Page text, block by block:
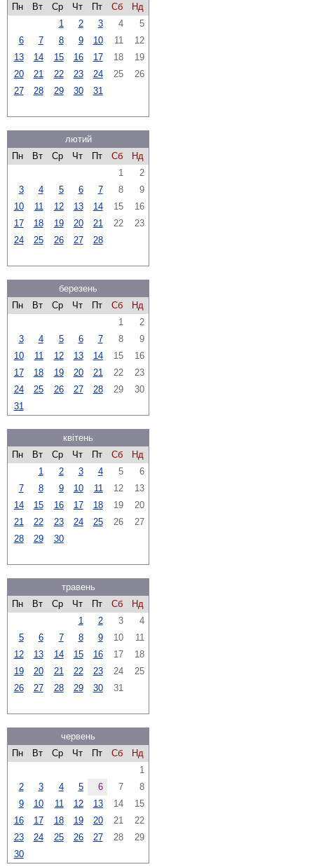
Пн
Вт Ср Чт Пт Сб
Нд
1
2 3 4
5
6
7 8 9 10 11
12
13
14 15 16 17 18
19
20
21 22 23 24 25
26
27
28 29 30 31
лютий
Пн
Вт Ср Чт Пт Сб
Нд
1
2
3
4 5 6 7 8
9
10
11 12 13 14 15
16
17
18 19 20 21 22
23
24
25 26 27 28
березень
Пн
Вт Ср Чт Пт Сб
Нд
1
2
3
4 5 6 7 8
9
10
11 12 13 14 15
16
17
18 19 20 21 22
23
24
25 26 27 28 29
30
31
квітень
Пн
Вт Ср Чт Пт Сб
Нд
1
2 3 4 5
6
7
8 9 10 11 12
13
14
15 16 17 18 19
20
21
22 23 24 25 26
27
28
29 30
травень
Пн
Вт Ср Чт Пт Сб
Нд
1
2 3
4
5
6 7 8 9 10
11
12
13 14 15 16 17
18
19
20 21 22 23 24
25
26
27 28 29 30 31
червень
Пн
Вт Ср Чт Пт Сб
Нд
1
2
3 4 5 6 7
8
9
10 11 12 13 14
15
16
17 18 19 20 21
22
23
24 25 26 27 28
29
30